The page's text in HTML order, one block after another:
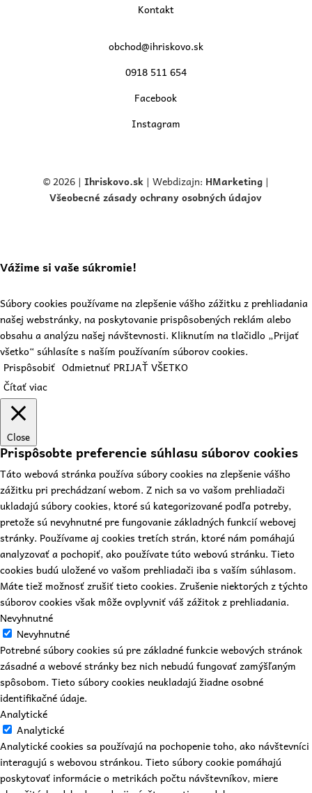
Kontakt
obchod@ihriskovo.sk
0918 511 654
Facebook
Instagram
© 2026 | Ihriskovo.sk| Webdizajn: HMarketing |
Všeobecné zásady ochrany osobných údajov
Vážime si vaše súkromie!
Súbory cookies používame na zlepšenie vášho zážitku z prehliadania
našej webstránky, na poskytovanie prispôsobených reklám alebo
obsahu a analýzu našej návštevnosti. Kliknutím na tlačidlo „Prijať
všetko“ súhlasíte s naším používaním súborov cookies.
Prispôsobiť Odmietnuť PRIJAŤ VŠETKO
Čítať viac
Close
Prispôsobte preferencie súhlasu súborov cookies
Táto webová stránka používa súbory cookies na zlepšenie vášho
zážitku pri prechádzaní webom. Z nich sa vo vašom prehliadači
ukladajú súbory cookies, ktoré sú kategorizované podľa potreby,
pretože sú nevyhnutné pre fungovanie základných funkcií webovej
stránky. Používame aj cookies tretích strán, ktoré nám pomáhajú
analyzovať a pochopiť, ako používate túto webovú stránku. Tieto
cookies budú uložené vo vašom prehliadači iba s vaším súhlasom.
Máte tiež možnosť zrušiť tieto cookies. Zrušenie niektorých z týchto
súborov cookies však môže ovplyvniť váš zážitok z prehliadania.
Nevyhnutné
Nevyhnutné
Potrebné súbory cookies sú pre základné funkcie webových stránok
zásadné a webové stránky bez nich nebudú fungovať zamýšľaným
spôsobom. Tieto súbory cookies neukladajú žiadne osobné
identifikačné údaje.
Analytické
Analytické
Analytické cookies sa používajú na pochopenie toho, ako návštevníci
interagujú s webovou stránkou. Tieto súbory cookie pomáhajú
poskytovať informácie o metrikách počtu návštevníkov, miere